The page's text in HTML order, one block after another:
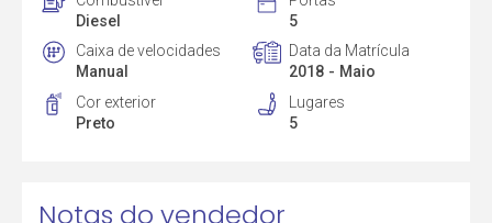
Diesel
5
Caixa de velocidades
Manual
Data da Matrícula
2018 - Maio
Cor exterior
Preto
Lugares
5
Notas do vendedor